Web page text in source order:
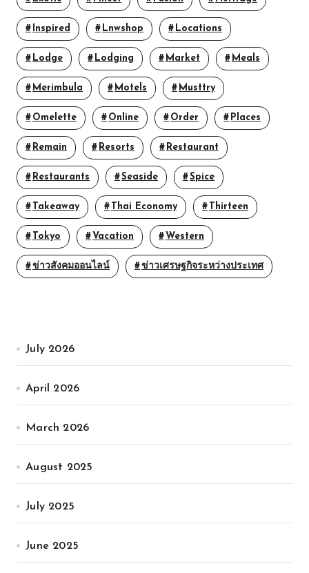
Inspired Lnwshop Locations
Lodge Lodging Market Meals
Merimbula Motels Musttry
Omelette Online Order Places
Remain Resorts Restaurant
Restaurants Seaside Spice
Takeaway Thai Economy Thirteen
Tokyo Vacation Western
ข่าวสังคมออนไลน์ ข่าวเศรษฐกิจระหว่างประเทศ
July 2026
April 2026
March 2026
August 2025
July 2025
June 2025